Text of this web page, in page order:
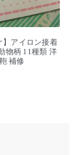
】アイロン接着
物柄 11種類 洋
補修